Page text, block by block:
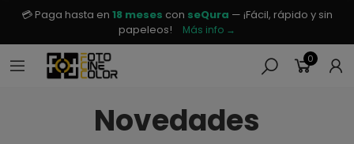
💳 Paga hasta en 18 meses con seQura — ¡Fácil, rápido y sin
papeleos!
Más info →
0
Novedades